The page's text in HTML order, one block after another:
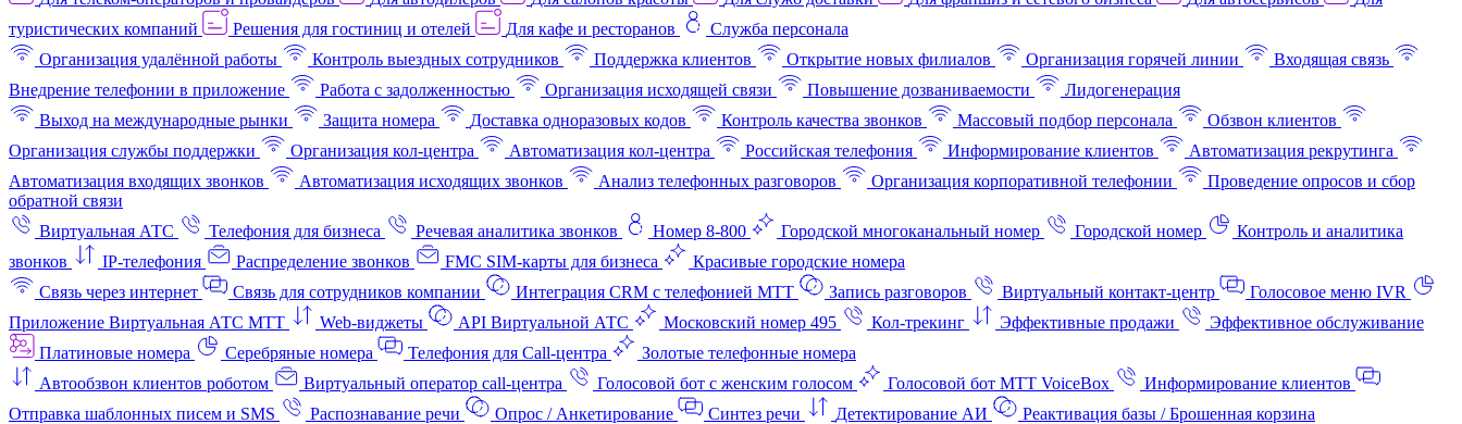
туристических компаний
Решения для гостиниц и отелей Для кафе и ресторанов
Служба персонала
Организация удалённой работы
Контроль выездных сотрудников Поддержка клиентов Открытие новых филиалов Организация горячей линии
Входящая связь
Внедрение телефонии в приложение
Работа с задолженностью Организация исходящей связи Повышение дозваниваемости
Лидогенерация
Выход на международные рынки
Защита номера Доставка одноразовых кодов Контроль качества звонков Массовый подбор персонала
Обзвон клиентов
Организация службы поддержки
Организация кол-центра Автоматизация кол-центра Российская телефония Информирование клиентов
Автоматизация рекрутинга
Автоматизация входящих звонков
Автоматизация исходящих звонков Анализ телефонных разговоров Организация корпоративной телефонии
Проведение опросов и сбор
обратной связи
Виртуальная АТС
Телефония для бизнеса Речевая аналитика звонков Номер 8-800 Городской многоканальный номер Городской номер
Контроль и аналитика
звонков
IP-телефония Распределение звонков FMC SIM-карты для бизнеса
Красивые городские номера
Связь через интернет
Связь для сотрудников компании Интеграция CRM с телефонией МТТ Запись разговоров Виртуальный контакт‑центр
Голосовое меню IVR
Приложение Виртуальная АТС МТТ
Web-виджеты API Виртуальной АТС Московский номер 495 Кол-трекинг Эффективные продажи
Эффективное обслуживание
Платиновые номера
Серебряные номера Телефония для Call-центра
Золотые телефонные номера
Автообзвон клиентов роботом
Виртуальный оператор call-центра Голосовой бот с женским голосом Голосовой бот МТТ VoiceBox
Информирование клиентов
Отправка шаблонных писем и SMS
Распознавание речи Опрос / Анкетирование Синтез речи Детектирование АИ
Реактивация базы / Брошенная корзина